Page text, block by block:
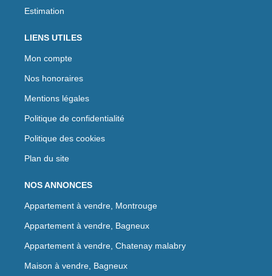
Estimation
LIENS UTILES
Mon compte
Nos honoraires
Mentions légales
Politique de confidentialité
Politique des cookies
Plan du site
NOS ANNONCES
Appartement à vendre, Montrouge
Appartement à vendre, Bagneux
Appartement à vendre, Chatenay malabry
Maison à vendre, Bagneux